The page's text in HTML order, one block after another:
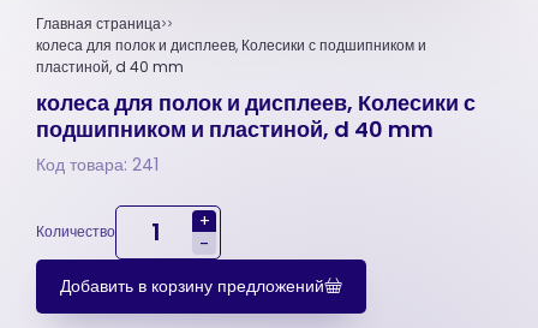
Главная страница
колеса для полок и дисплеев, Колесики с подшипником и
пластиной, d 40 mm
колеса для полок и дисплеев, Колесики с
подшипником и пластиной, d 40 mm
Код товара: 241
Количество
+
-
Добавить в корзину предложений